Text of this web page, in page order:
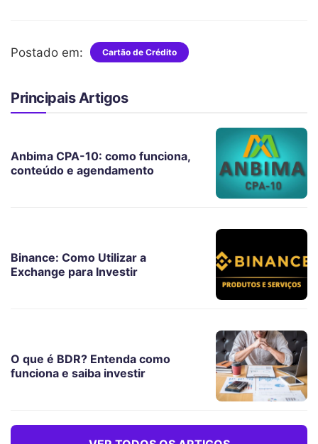
Postado em: Cartão de Crédito
Principais Artigos
Anbima CPA-10: como funciona,
conteúdo e agendamento
Binance: Como Utilizar a
Exchange para Investir
O que é BDR? Entenda como
funciona e saiba investir